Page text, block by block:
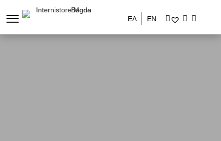
ΕΛ ΕΝ